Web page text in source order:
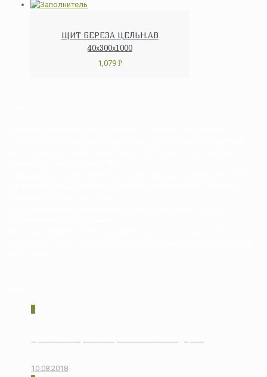
ЩИТ БЕРЕЗА ЦЕЛЬН.АВ
40x300x1000
1,079 Р
0
10.08.2018